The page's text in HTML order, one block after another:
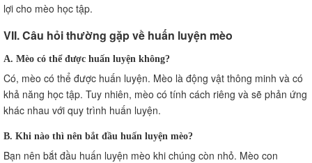
lợi cho mèo học tập.
VII. Câu hỏi thường gặp về huấn luyện mèo
A. Mèo có thể được huấn luyện không?
Có, mèo có thể được huấn luyện. Mèo là động vật thông minh và có
khả năng học tập. Tuy nhiên, mèo có tính cách riêng và sẽ phản ứng
khác nhau với quy trình huấn luyện.
B. Khi nào thì nên bắt đầu huấn luyện mèo?
Bạn nên bắt đầu huấn luyện mèo khi chúng còn nhỏ. Mèo con